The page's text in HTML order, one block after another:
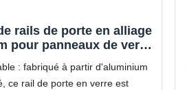
rails de porte en alliage
pour panneaux de verre
facile et rapide
: fabriqué à partir d'aluminium
ce rail de porte en verre est